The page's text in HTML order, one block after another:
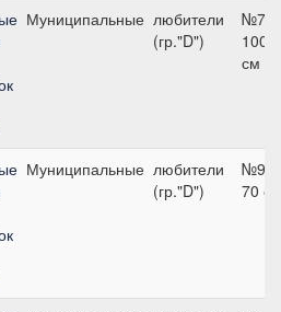
Муниципальные любители
(гр."D")
№7,
100
см
Муниципальные любители
(гр."D")
№9,
70 см